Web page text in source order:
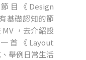
目《Design
基礎認知的節
，去介紹設
首《Layout
舉例日常生活